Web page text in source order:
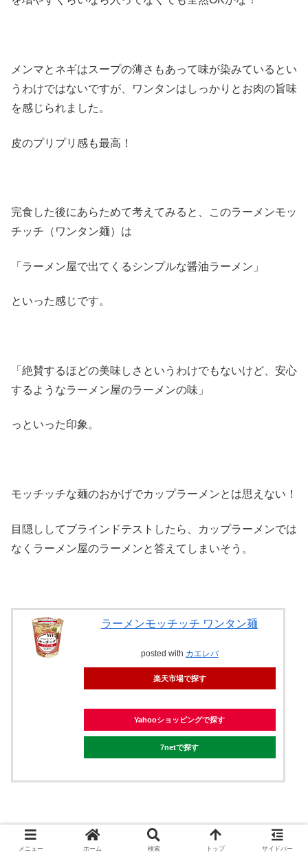
メンマとネギはスープの薄さもあって味が染みているとい
うわけではないですが、ワンタンはしっかりとお肉の旨味
を感じられました。
皮のプリプリ感も最高！
完食した後にあらためて考えてみると、このラーメンモッ
チッチ（ワンタン麺）は
「ラーメン屋で出てくるシンプルな醤油ラーメン」
といった感じです。
「絶賛するほどの美味しさというわけでもないけど、安心
するようなラーメン屋のラーメンの味」
っといった印象。
モッチッチな麺のおかげでカップラーメンとは思えない！
目隠ししてブラインドテストしたら、カップラーメンでは
なくラーメン屋のラーメンと答えてしまいそう。
ラーメンモッチッチ ワンタン麺
posted with カエレバ
楽天市場で探す
Yahooショッピングで探す
7netで探す
スポンサーリンク
メニュー ホーム 検索 トップ サイドバー